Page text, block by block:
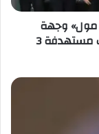
وجهة
استثمارية ذكية في الشروق بمبيعات مستهدفة 3